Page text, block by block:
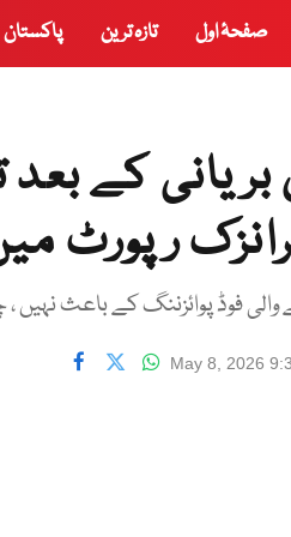
صفحۂ اول تازہ ترین پاکستان
کے
رپورٹ
فوڈ پوائزننگ کے باعث نہیں
May 8, 2026